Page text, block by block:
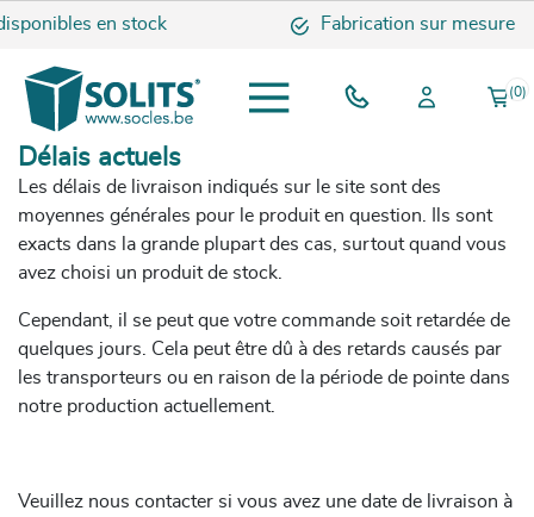
en stock Fabrication sur mesure
(0)
Délais actuels
Les délais de livraison indiqués sur le site sont des
moyennes générales pour le produit en question. Ils sont
exacts dans la grande plupart des cas, surtout quand vous
avez choisi un produit de stock.
Cependant, il se peut que votre commande soit retardée de
quelques jours. Cela peut être dû à des retards causés par
les transporteurs ou en raison de la période de pointe dans
notre production actuellement.
Veuillez nous contacter si vous avez une date de livraison à